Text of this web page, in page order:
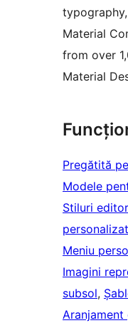
Material
from over
Material
Pregătită
Modele
Stiluri
Meniu
Imagini
subsol,
Aranjament